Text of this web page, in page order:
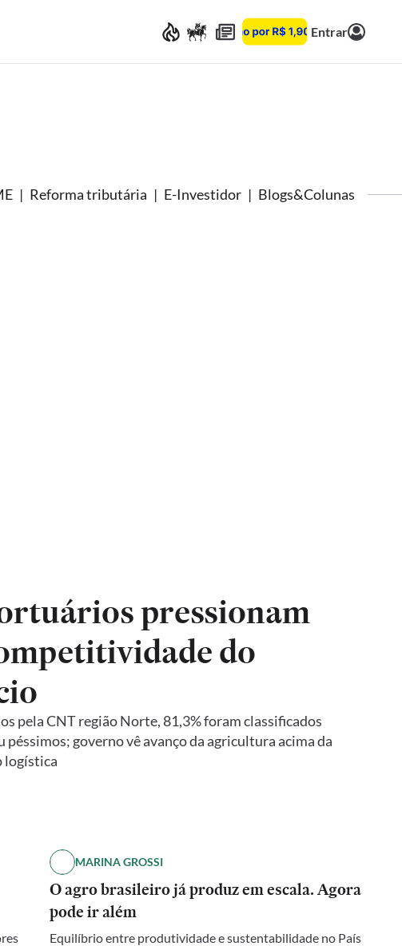
Entrar
Reforma tributária E-Investidor Blogs&Colunas
pressionam
do
pela CNT região Norte, 81,3% foram classificados
péssimos; governo vê avanço da agricultura acima da
logística
MARINA GROSSI
O agro brasileiro já produz em escala. Agora
pode ir além
Equilíbrio entre produtividade e sustentabilidade no País